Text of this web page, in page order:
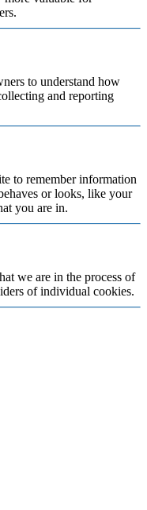
to understand how
and reporting
to remember information
or looks, like your
you are in.
we are in the process of
of individual cookies.